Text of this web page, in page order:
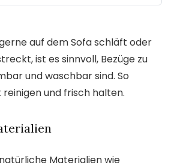
auf dem Sofa schläft oder
ist es sinnvoll, Bezüge zu
und waschbar sind. So
und frisch halten.
Materialien wie